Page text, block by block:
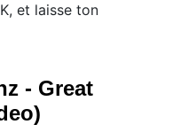
et laisse ton
- Great